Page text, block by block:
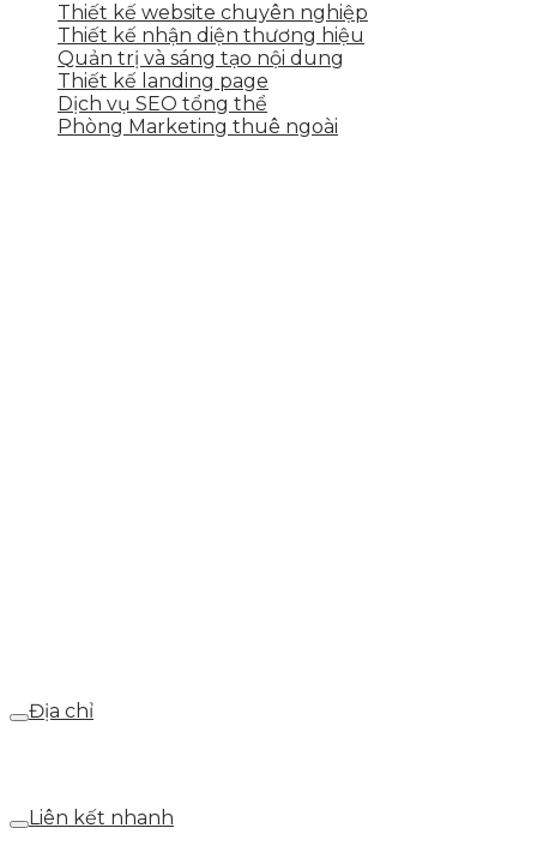
Thiết kế website chuyên nghiệp
Thiết kế nhận diện thương hiệu
Quản trị và sáng tạo nội dung
Thiết kế landing page
Dịch vụ SEO tổng thể
Phòng Marketing thuê ngoài
Địa chỉ
Liên kết nhanh